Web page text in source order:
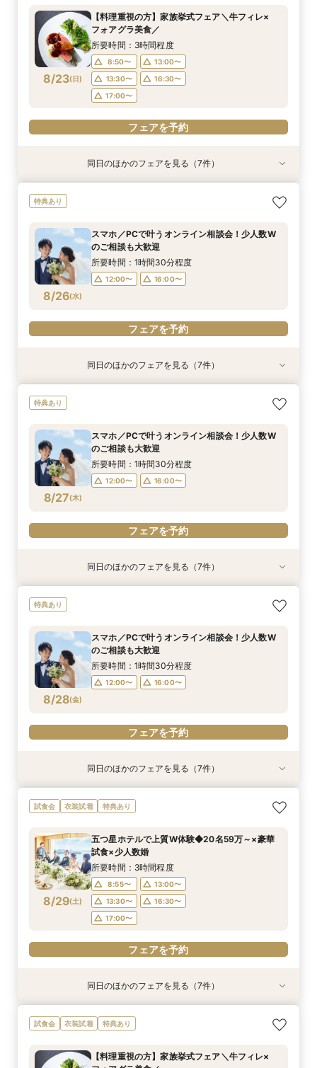
8/22(土)
8:50〜
13:00〜
13:30〜
16:30〜
17:00〜
フェアを予約
8/22(土)
9:00〜
13:00〜
13:30〜
16:30〜
17:00〜
フェアを予約
8/22(土)
9:00〜
13:00〜
13:30〜
16:30〜
17:00〜
フェアを予約
8/22(土)
9:00〜
13:00〜
13:30〜
16:30〜
17:00〜
フェアを予約
8/22(土)
9:00〜
13:00〜
13:30〜
16:30〜
17:00〜
フェアを予約
8/22(土)
9:00〜
13:00〜
13:30〜
16:30〜
17:00〜
フェアを予約
8/22(土)
8:50〜
13:00〜
13:30〜
16:30〜
17:00〜
フェアを予約
8/23(日)
【料理重視の方】家族挙式フェア＼牛フィレ×
フォアグラ美食／
所要時間：3時間程度
8:50〜
13:00〜
13:30〜
16:30〜
17:00〜
フェアを予約
衣装試着 特典あり
8/23(日 )
【最大20万特典】海見えチャペル×五つ星ホテル
8:50〜
13:00〜
13:30〜
16:30〜
17:00〜
衣装試着 特典あり
8/23(日 )
【必要なものだけ】ぴったり見つかるお得プラン
9:00〜
13:00〜
13:30〜
16:30〜
17:00〜
8/23(日 )
スマホ・PCで叶うオンライン相談会！少人数W
9:00〜
13:00〜
13:30〜
16:30〜
17:00〜
衣装試着 特典あり
8/23(日 )
絶景海見えチャペルで感動ウエディング☆会場見
9:00〜
13:00〜
13:30〜
16:30〜
17:00〜
衣装試着 特典あり
8/23(日 )
挙式&ホテルスイートルーム会食10名35万円～♪
9:00〜
13:00〜
13:30〜
16:30〜
17:00〜
衣装試着 特典あり
8/23(日 )
【6名28万～】少人数×ブランドホテルでおもて
9:00〜
13:00〜
13:30〜
16:30〜
17:00〜
衣装試着 特典あり
8/23(日 )
五つ星ホテルで上質W体験◆20名59万～×豪華
8:55〜
13:00〜
13:30〜
16:30〜
17:00〜
同日のほかのフェアを見る（7件）
特典あり
8/26(水)
スマホ／PCで叶うオンライン相談会！少人数W
のご相談も大歓迎
所要時間：1時間30分程度
12:00〜 16:00〜
フェアを予約
8/26(水 )
《オンライン相談会》スマホで参加OK◎見積り×
18:00〜 19:00〜
特典あり
8/26(水 )
【パパママ応援！】マタニティ婚＆パパ・ママ婚
12:00〜 16:00〜
8/26(水 )
【結婚式を迷っている方へ】10名35万～*まるわ
13:00〜
16:00〜
18:00〜
特典あり
8/26(水 )
【平日限定のお得な特典あり】家族婚×ブランド
12:00〜 16:00〜
特典あり
8/26(水 )
【必要なものだけ】ぴったり見つかるお得プラン
12:00〜 16:00〜
特典あり
8/26(水 )
挙式&ホテルスイートルーム会食10名35万円～♪
12:00〜 16:00〜
特典あり
8/26(水 )
【絶景チャペル】賢くブランドホテル結婚式相談
12:00〜 16:00〜
同日のほかのフェアを見る（7件）
特典あり
8/27(木)
スマホ／PCで叶うオンライン相談会！少人数W
のご相談も大歓迎
所要時間：1時間30分程度
12:00〜 16:00〜
フェアを予約
8/27(木 )
《オンライン相談会》スマホで参加OK◎見積り×
18:00〜 19:00〜
特典あり
8/27(木 )
【パパママ応援！】マタニティ婚＆パパ・ママ婚
12:00〜 16:00〜
8/27(木 )
【結婚式を迷っている方へ】10名35万～*まるわ
13:00〜
16:00〜
18:00〜
特典あり
8/27(木 )
【平日限定のお得な特典あり】家族婚×ブランド
12:00〜 16:00〜
特典あり
8/27(木 )
【必要なものだけ】ぴったり見つかるお得プラン
12:00〜 16:00〜
特典あり
8/27(木 )
挙式&ホテルスイートルーム会食10名35万円～♪
12:00〜 16:00〜
特典あり
8/27(木 )
【絶景チャペル】賢くブランドホテル結婚式相談
12:00〜 16:00〜
同日のほかのフェアを見る（7件）
特典あり
8/28(金)
スマホ／PCで叶うオンライン相談会！少人数W
のご相談も大歓迎
所要時間：1時間30分程度
12:00〜 16:00〜
フェアを予約
8/28(金)
《オンライン相談会》スマホで参加OK◎見積り×
特典付き
18:00〜
フェアを予約
特典あり
8/28(金)
【パパママ応援！】マタニティ婚＆パパ・ママ婚
相談会
12:00〜
フェアを予約
8/28(金)
【結婚式を迷っている方へ】10名35万～*まるわ
かり相談会
13:00〜
18:00〜
フェアを予約
特典あり
8/28(金)
【平日限定のお得な特典あり】家族婚×ブランド
ホテルご相談会★
12:00〜
フェアを予約
特典あり
8/28(金)
【必要なものだけ】ぴったり見つかるお得プラン
♪最大28万優待
12:00〜
フェアを予約
特典あり
8/28(金)
挙式&ホテルスイートルーム会食10名35万円～♪
平日特典あり
12:00〜
フェアを予約
特典あり
8/28(金)
【絶景チャペル】賢くブランドホテル結婚式相談
会！限定特典付
12:00〜
フェアを予約
同日のほかのフェアを見る（7件）
試食会 衣装試着 特典あり
8/29(土)
五つ星ホテルで上質W体験◆20名59万～×豪華
試食×少人数婚
所要時間：3時間程度
8:55〜
13:00〜
13:30〜
16:30〜
17:00〜
フェアを予約
衣装試着 特典あり
【最大20万特典】海見えチャペル×五つ星ホテル
少人数Wフェア
8:50〜 13:00〜
衣装試着 特典あり
【必要なものだけ】ぴったり見つかるお得プラン
♪最大28万優待
9:00〜 13:00〜
スマホ・PCで叶うオンライン相談会！少人数W
のご相談も大歓迎
9:00〜 13:00〜
衣装試着 特典あり
絶景海見えチャペルで感動ウエディング☆会場見
学×見積り×試食
9:00〜 13:00〜
衣装試着 特典あり
挙式&ホテルスイートルーム会食10名35万円～♪
無料試食付
9:00〜 13:00〜
衣装試着 特典あり
【6名28万～】少人数×ブランドホテルでおもて
なしWが叶う
9:00〜 13:00〜
衣装試着 特典あり
【料理重視の方】家族挙式フェア＼牛フィレ×
フォアグラ美食／
8:50〜 13:00〜
同日のほかのフェアを見る（7件）
試食会 衣装試着 特典あり
【料理重視の方】家族挙式フェア＼牛フィレ×